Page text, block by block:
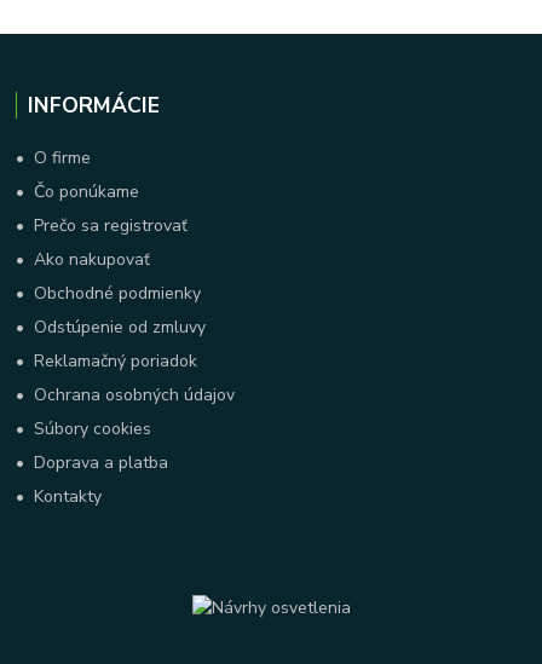
INFORMÁCIE
• O firme
• Čo ponúkame
•Prečo sa registrovať
•Ako nakupovať
• Obchodné podmienky
• Odstúpenie od zmluvy
•Reklamačný poriadok
• Ochrana osobných údajov
•Súbory cookies
•Doprava a platba
•Kontakty